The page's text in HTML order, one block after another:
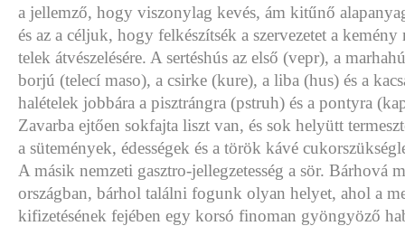
a jellemző, hogy viszonylag kevés, ám kitűnő
és az a céljuk, hogy felkészítsék a szervezetet a kemény
telek átvészelésére. A sertéshús az első (vepr), a
borjú (telecí maso), a csirke (kure), a liba (hus) és a
halételek jobbára a pisztrángra (pstruh) és a pontyra
Zavarba ejtően sokfajta liszt van, és sok helyütt
a sütemények, édességek és a török kávé
A másik nemzeti gasztro-jellegzetesség a sör. Bárhová
országban, bárhol találni fogunk olyan helyet, ahol a
kifizetésének fejében egy korsó finoman gyöngyöző